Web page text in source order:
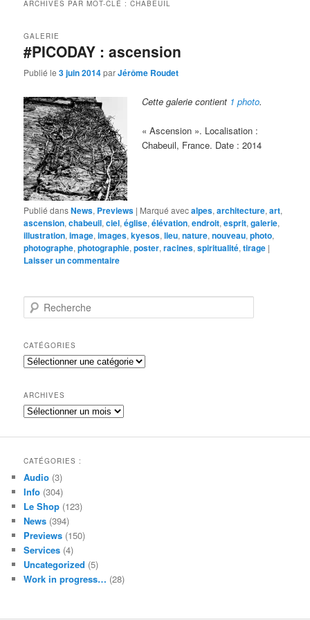
ARCHIVES PAR MOT-CLÉ :CHABEUIL
#PICODAY : ascension
GALERIE
Publié le3 juin 2014parJérôme Roudet
Cette galerie contient 1 photo.
« Ascension ». Localisation :
Chabeuil, France. Date : 2014
Publié dansNews, Previews | Marqué avecalpes,architecture,art,
ascension,chabeuil,ciel,église,élévation,endroit,esprit,galerie,
illustration,image,images,kyesos,lieu,nature,nouveau,photo,
photographe,photographie,poster,racines,spiritualité,tirage |
Laisser un commentaire
e
h
e
r
h
e
CATÉGORIES
Catégories
ARCHIVES
Archives
CATÉGORIES :
Audio (3)
Info (304)
Le Shop (123)
News (394)
Previews (150)
Services (4)
Uncategorized (5)
Work in progress… (28)